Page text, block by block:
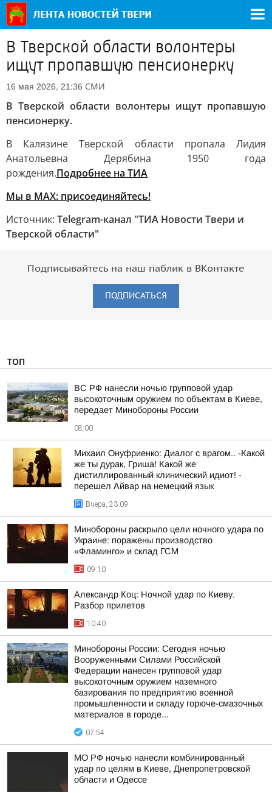
В Тверской области волонтеры
ищут пропавшую пенсионерку
16 мая 2026, 21:36 СМИ
В Тверской области волонтеры ищут пропавшую
пенсионерку.
В Калязине Тверской области пропала Лидия
Анатольевна Дерябина 1950 года
рождения.Подробнее на ТИА
Мы в MAX: присоединяйтесь!
Источник: Telegram-канал "ТИА Новости Твери и
Тверской области"
Подписывайтесь на наш паблик в ВКонтакте
ПОДПИСАТЬСЯ
ТОП
ВС РФ нанесли ночью групповой удар
высокоточным оружием по объектам в Киеве,
передает Минобороны России
08:00
Михаил Онуфриенко: Диалог с врагом.. -Какой
же ты дурак, Гриша! Какой же
дистиллированный клинический идиот! -
перешел Айвар на немецкий язык
Вчера, 23:09
Минобороны раскрыло цели ночного удара по
Украине: поражены производство
«Фламинго» и склад ГСМ
09:10
Александр Коц: Ночной удар по Киеву.
Разбор прилетов
10:40
Минобороны России: Сегодня ночью
Вооруженными Силами Российской
Федерации нанесен групповой удар
высокоточным оружием наземного
базирования по предприятию военной
промышленности и складу горюче-смазочных
материалов в городе...
07:54
МО РФ ночью нанесли комбинированный
удар по целям в Киеве, Днепропетровской
области и Одессе